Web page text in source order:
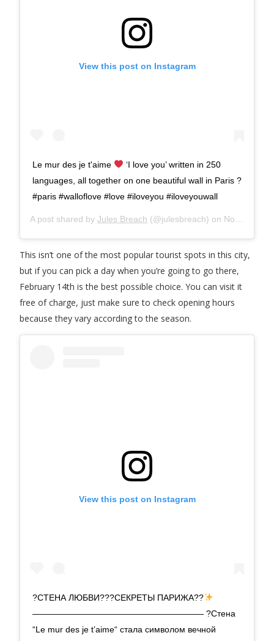
View this post on Instagram
Le mur des je t'aime
‘I love you’ written in 250
languages, all together on one beautiful wall in Paris ?
#paris #walloflove #love #iloveyou #iloveyouwall
A post shared by Jules Breach (@julesbreach) on Nov 14, 2018 at 9:43am PST
This isn’t one of the most popular tourist spots in this city,
but if you can pick a day when you’re going to go there,
February 14th is the best possible choice. You can visit it
free of charge, just make sure to check opening hours
because they vary according to the season.
View this post on Instagram
?СТЕНА ЛЮБВИ???СЕКРЕТЫ ПАРИЖА??
———————————————————— ?Стена
“Le mur des je t’aime“ стала символом вечной